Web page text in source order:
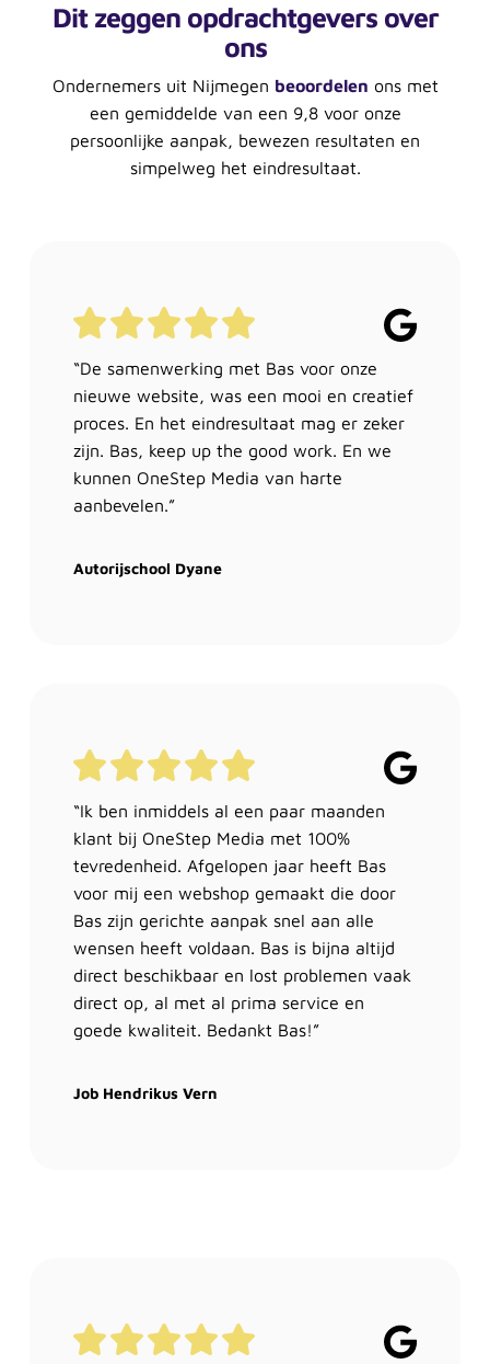
Dit zeggen opdrachtgevers over
ons
Ondernemers uit Nijmegen beoordelen ons met
een gemiddelde van een 9,8 voor onze
persoonlijke aanpak, bewezen resultaten en
simpelweg het eindresultaat.
“De samenwerking met Bas voor onze
nieuwe website, was een mooi en creatief
proces. En het eindresultaat mag er zeker
zijn. Bas, keep up the good work. En we
kunnen OneStep Media van harte
aanbevelen.”
Autorijschool Dyane
“Ik ben inmiddels al een paar maanden
klant bij OneStep Media met 100%
tevredenheid. Afgelopen jaar heeft Bas
voor mij een webshop gemaakt die door
Bas zijn gerichte aanpak snel aan alle
wensen heeft voldaan. Bas is bijna altijd
direct beschikbaar en lost problemen vaak
direct op, al met al prima service en
goede kwaliteit. Bedankt Bas!”
Job Hendrikus Vern